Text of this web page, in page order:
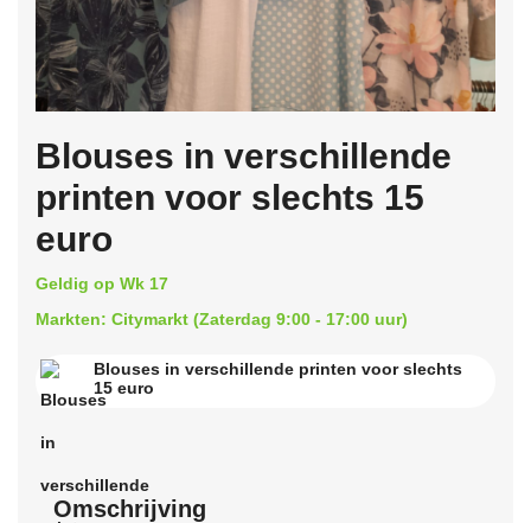
Blouses in verschillende
printen voor slechts 15
euro
Geldig op Wk 17
Markten: Citymarkt (Zaterdag 9:00 - 17:00 uur)
Blouses in verschillende printen voor slechts
15 euro
Omschrijving